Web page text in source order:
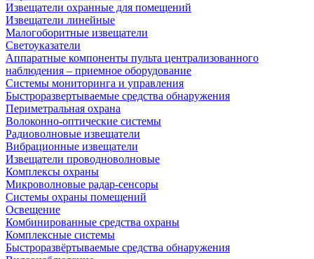
Извещатели охранные для помещений
Извещатели линейные
Малогоборитные извещатели
Светоуказатели
Аппаратные компоненты пульта централизованного
наблюдения – приемное оборудование
Системы мониторинга и управления
Быстроразвертываемые средства обнаружения
Периметральная охрана
Волоконно-оптические системы
Радиоволновые извещатели
Вибрационные извещатели
Извещатели проводноволновые
Комплексы охраны
Микроволновые радар-сенсоры
Системы охраны помещений
Освещение
Комбинированные средства охраны
Комплексные системы
Быстроразвёртываемые средства обнаружения